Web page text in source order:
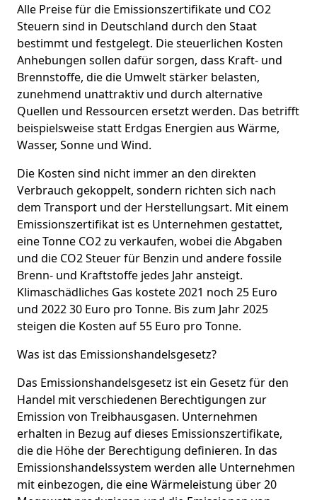
Alle Preise für die Emissionszertifikate und CO2
Steuern sind in Deutschland durch den Staat
bestimmt und festgelegt. Die steuerlichen Kosten
Anhebungen sollen dafür sorgen, dass Kraft- und
Brennstoffe, die die Umwelt stärker belasten,
zunehmend unattraktiv und durch alternative
Quellen und Ressourcen ersetzt werden. Das betrifft
beispielsweise statt Erdgas Energien aus Wärme,
Wasser, Sonne und Wind.
Die Kosten sind nicht immer an den direkten
Verbrauch gekoppelt, sondern richten sich nach
dem Transport und der Herstellungsart. Mit einem
Emissionszertifikat ist es Unternehmen gestattet,
eine Tonne CO2 zu verkaufen, wobei die Abgaben
und die CO2 Steuer für Benzin und andere fossile
Brenn- und Kraftstoffe jedes Jahr ansteigt.
Klimaschädliches Gas kostete 2021 noch 25 Euro
und 2022 30 Euro pro Tonne. Bis zum Jahr 2025
steigen die Kosten auf 55 Euro pro Tonne.
Was ist das Emissionshandelsgesetz?
Das Emissionshandelsgesetz ist ein Gesetz für den
Handel mit verschiedenen Berechtigungen zur
Emission von Treibhausgasen. Unternehmen
erhalten in Bezug auf dieses Emissionszertifikate,
die die Höhe der Berechtigung definieren. In das
Emissionshandelssystem werden alle Unternehmen
mit einbezogen, die eine Wärmeleistung über 20